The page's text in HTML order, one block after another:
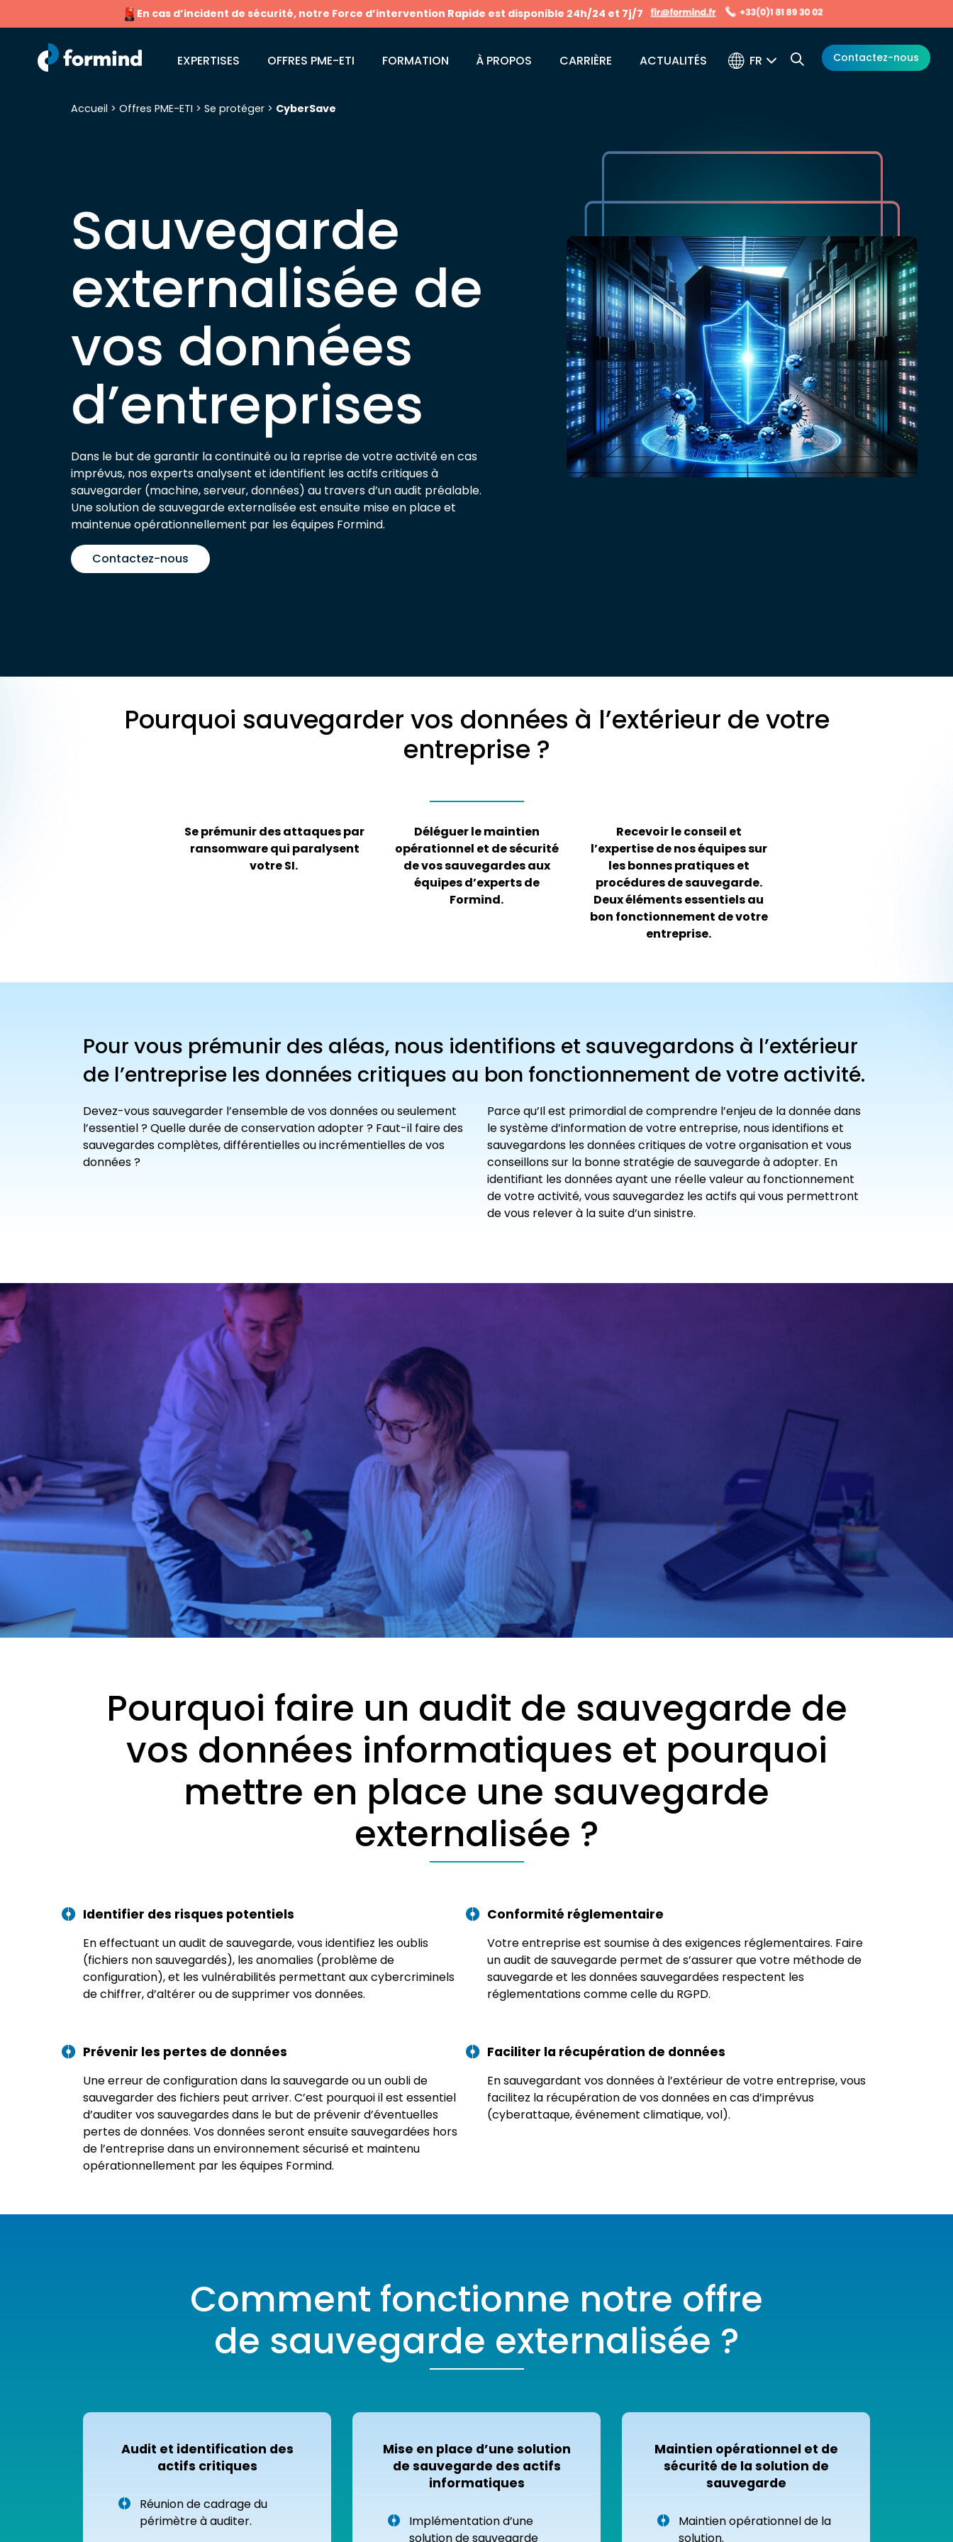
En cas d’incident de sécurité, notre Force d’intervention Rapide est disponible 24h/24 et 7j/7
EXPERTISES OFFRES PME-ETI FORMATION À PROPOS CARRIÈRE ACTUALITÉS FR Contactez-nous
Accueil > Offres PME-ETI > Se protéger > CyberSave
Sauvegarde
externalisée de
vos données
d’entreprises
Dans le but de garantir la continuité ou la reprise de votre activité en cas
imprévus, nos experts analysent et identifient les actifs critiques à
sauvegarder (machine, serveur, données) au travers d’un audit préalable.
Une solution de sauvegarde externalisée est ensuite mise en place et
maintenue opérationnellement par les équipes Formind.
Contactez-nous
Pourquoi sauvegarder vos données à l’extérieur de votre
entreprise ?
Se prémunir des attaques par
ransomware qui paralysent
votre SI.
Déléguer le maintien
opérationnel et de sécurité
de vos sauvegardes aux
équipes d’experts de
Formind.
Recevoir le conseil et
l’expertise de nos équipes sur
les bonnes pratiques et
procédures de sauvegarde.
Deux éléments essentiels au
bon fonctionnement de votre
entreprise.
Pour vous prémunir des aléas, nous identifions et sauvegardons à l’extérieur
de l’entreprise les données critiques au bon fonctionnement de votre activité.
Devez-vous sauvegarder l’ensemble de vos données ou seulement
l’essentiel ? Quelle durée de conservation adopter ? Faut-il faire des
sauvegardes complètes, différentielles ou incrémentielles de vos
données ?
Parce qu’Il est primordial de comprendre l’enjeu de la donnée dans
le système d’information de votre entreprise, nous identifions et
sauvegardons les données critiques de votre organisation et vous
conseillons sur la bonne stratégie de sauvegarde à adopter. En
identifiant les données ayant une réelle valeur au fonctionnement
de votre activité, vous sauvegardez les actifs qui vous permettront
de vous relever à la suite d’un sinistre.
Pourquoi faire un audit de sauvegarde de
vos données informatiques et pourquoi
mettre en place une sauvegarde
externalisée ?
Identifier des risques potentiels
En effectuant un audit de sauvegarde, vous identifiez les oublis
(fichiers non sauvegardés), les anomalies (problème de
configuration), et les vulnérabilités permettant aux cybercriminels
de chiffrer, d’altérer ou de supprimer vos données.
Conformité réglementaire
Votre entreprise est soumise à des exigences réglementaires. Faire
un audit de sauvegarde permet de s’assurer que votre méthode de
sauvegarde et les données sauvegardées respectent les
réglementations comme celle du RGPD.
Prévenir les pertes de données
Une erreur de configuration dans la sauvegarde ou un oubli de
sauvegarder des fichiers peut arriver. C’est pourquoi il est essentiel
d’auditer vos sauvegardes dans le but de prévenir d’éventuelles
pertes de données. Vos données seront ensuite sauvegardées hors
de l’entreprise dans un environnement sécurisé et maintenu
opérationnellement par les équipes Formind.
Faciliter la récupération de données
En sauvegardant vos données à l’extérieur de votre entreprise, vous
facilitez la récupération de vos données en cas d’imprévus
(cyberattaque, événement climatique, vol).
Comment fonctionne notre offre
de sauvegarde externalisée ?
Audit et identification des
actifs critiques
Réunion de cadrage du
périmètre à auditer.
Mise en place d’une solution
de sauvegarde des actifs
informatiques
Implémentation d’une
solution de sauvegarde
Maintien opérationnel et de
sécurité de la solution de
sauvegarde
Maintien opérationnel de la
solution.